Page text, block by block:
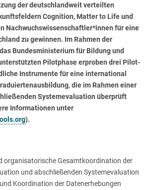
der deutschlandweit verteilten
Cognition, Matter to Life und
Nachwuchswissenschaftler*innen für eine
zu gewinnen. Im Rahmen der
Bundesministerium für Bildung und
Pilotphase erproben drei Pilot-
Instrumente für eine international
die im Rahmen einer
Systemevaluation überprüft
Informationen unter
).
organisatorische Gesamtkoordination der
und abschließenden Systemevaluation
Koordination der Datenerhebungen